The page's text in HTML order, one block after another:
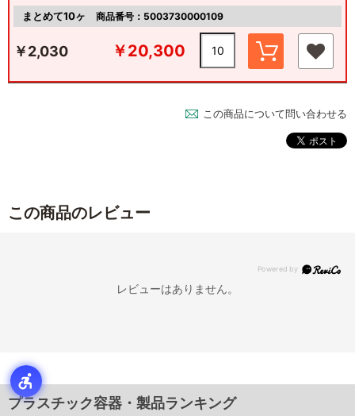
まとめて10ヶ 商品番号：5003730000109
￥2,030 ￥20,300
この商品について問い合わせる
この商品のレビュー
レビューはありません。
プラスチック容器・製品ランキング